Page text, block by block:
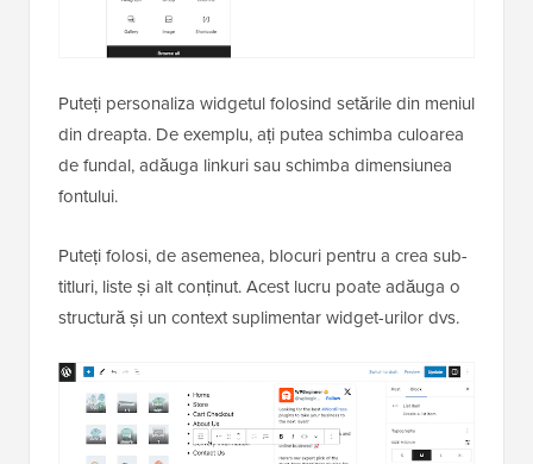
Puteți personaliza widgetul folosind setările din meniul
din dreapta. De exemplu, ați putea schimba culoarea
de fundal, adăuga linkuri sau schimba dimensiunea
fontului.
Puteți folosi, de asemenea, blocuri pentru a crea sub-
titluri, liste și alt conținut. Acest lucru poate adăuga o
structură și un context suplimentar widget-urilor dvs.